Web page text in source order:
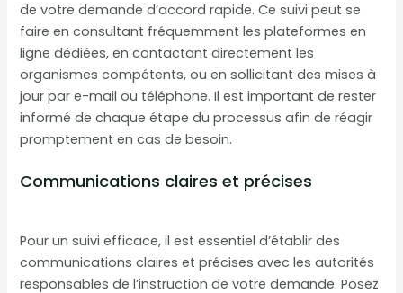
de votre demande d’accord rapide. Ce suivi peut se
faire en consultant fréquemment les plateformes en
ligne dédiées, en contactant directement les
organismes compétents, ou en sollicitant des mises à
jour par e-mail ou téléphone. Il est important de rester
informé de chaque étape du processus afin de réagir
promptement en cas de besoin.
Communications claires et précises
Pour un suivi efficace, il est essentiel d’établir des
communications claires et précises avec les autorités
responsables de l’instruction de votre demande. Posez